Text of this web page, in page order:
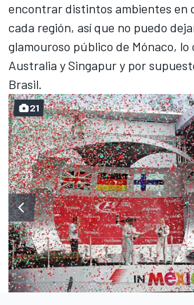
encontrar distintos ambientes en
cada región, así que no puedo
glamouroso público de Mónaco, lo
Australia y Singapur y por
Brasil.
21